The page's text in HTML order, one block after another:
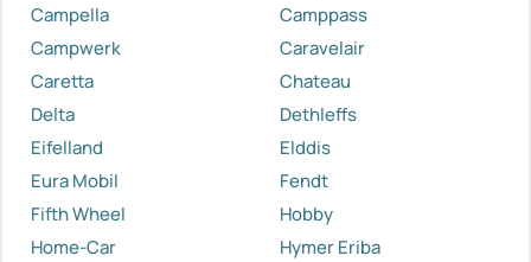
Campella
Camppass
Campwerk
Caravelair
Caretta
Chateau
Delta
Dethleffs
Eifelland
Elddis
Eura Mobil
Fendt
Fifth Wheel
Hobby
Home-Car
Hymer Eriba